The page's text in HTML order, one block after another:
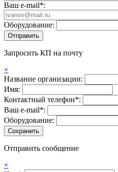
Ваш e-mail*:
Оборудование:
Запросить КП на почту
×
Название организации:
Имя:
Контактный телефон*:
Ваш e-mail*:
Оборудование:
Отправить сообщение
×